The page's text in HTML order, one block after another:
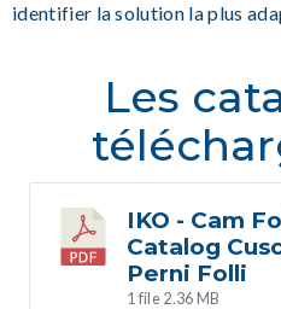
identifier la solution la plus
Les
IKO - Cam
Catalog
Perni Folli
1 file2.36 MB